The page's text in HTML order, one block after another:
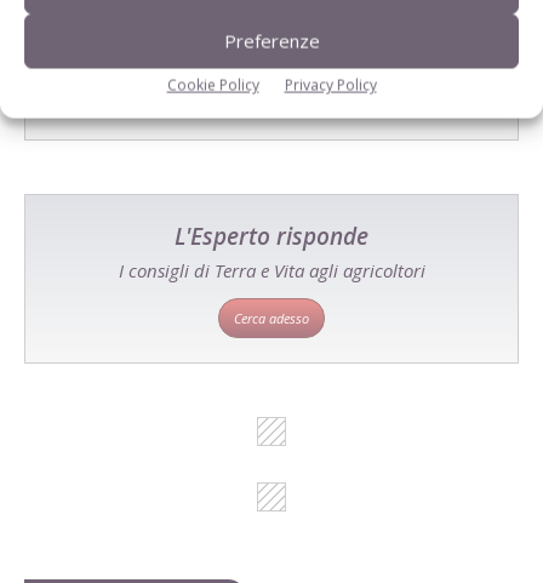
Preferenze
Cookie Policy Privacy Policy
prodotto!
Cerca adesso
L'Esperto risponde
I consigli di Terra e Vita agli agricoltori
Cerca adesso